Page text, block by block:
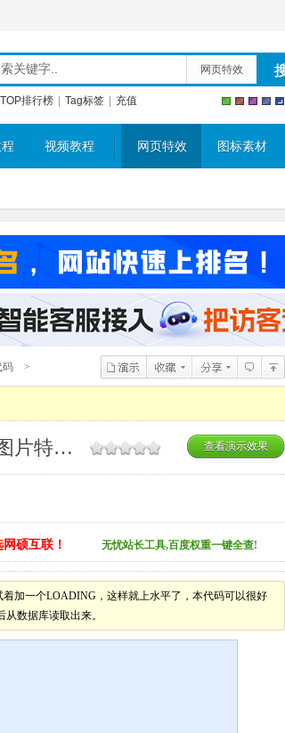
网页特效
TOP排行榜 Tag标签 充值
视频教程 网页特效 图标素材
码 >
最简的JavaScript鼠标经过切换图片_图片特效特效 查看演示效果
硕互联！ 无忧站长工具,百度权重一键全查!
着加一个LOADING，这样就上水平了，本代码可以很好
数据库读取出来。